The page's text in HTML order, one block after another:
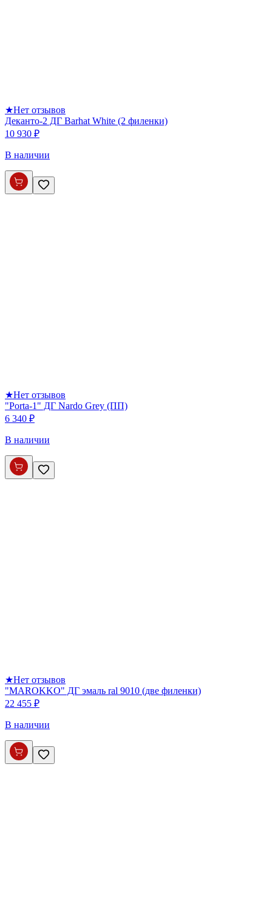
★Нет отзывов
Деканто-2 ДГ Barhat White (2 филенки)
10 930 ₽
В наличии
★Нет отзывов
"Porta-1" ДГ Nardo Grey (ПП)
6 340 ₽
В наличии
★Нет отзывов
"MAROKKO" ДГ эмаль ral 9010 (две филенки)
22 455 ₽
В наличии